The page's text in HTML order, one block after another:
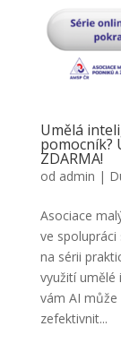
Umělá
pomocník?
ZDARMA!
od admin |
Asociace
ve spolupráci
na sérii
využití umělé
vám AI
zefektivnit...